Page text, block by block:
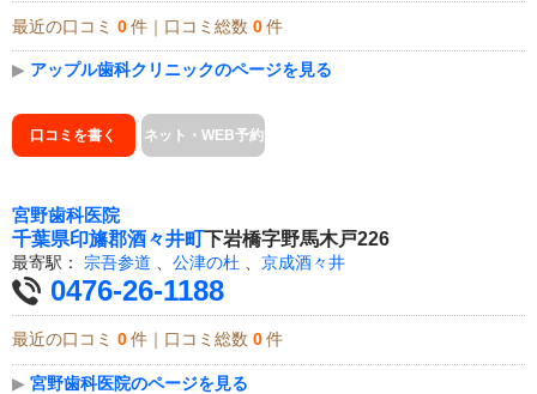
最近の口コミ 0 件｜口コミ総数 0 件
▶ アップル歯科クリニックのページを見る
口コミを書く ネット・WEB予約
宮野歯科医院
千葉県印旛郡酒々井町下岩橋字野馬木戸226
最寄駅： 宗吾参道 公津の杜 京成酒々井
0476-26-1188
最近の口コミ 0 件｜口コミ総数 0 件
▶ 宮野歯科医院のページを見る